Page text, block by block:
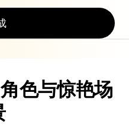
色与惊艳场